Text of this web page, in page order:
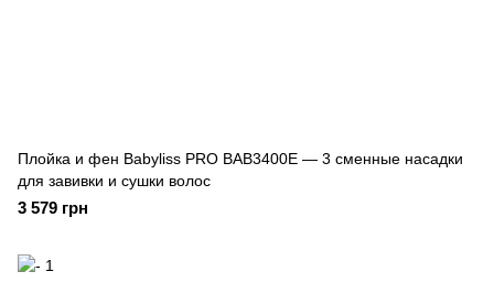
Плойка и фен Babyliss PRO BAB3400E — 3 сменные насадки
для завивки и сушки волос
3 579 грн